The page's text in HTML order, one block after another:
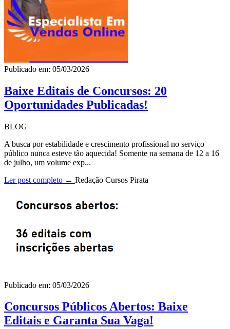
Publicado em: 05/03/2026
Baixe Editais de Concursos: 20
Oportunidades Publicadas!
BLOG
A busca por estabilidade e crescimento profissional no serviço
público nunca esteve tão aquecida! Somente na semana de 12 a 16
de julho, um volume exp...
Ler post completo → Redação Cursos Pirata
Publicado em: 05/03/2026
Concursos Públicos Abertos: Baixe
Editais e Garanta Sua Vaga!